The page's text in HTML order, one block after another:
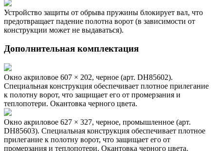
Устройство защиты от обрыва пружины блокирует вал, что
предотвращает падение полотна ворот (в зависимости от
конструкции может не выдаваться).
Дополнительная комплектация
Окно акриловое 607 × 202, черное (арт. DH85602).
Специальная конструкция обеспечивает плотное прилегание
к полотну ворот, что защищает его от промерзания и
теплопотери. Окантовка черного цвета.
Окно акриловое 627 × 327, черное, промышленное (арт.
DH85603). Специальная конструкция обеспечивает плотное
прилегание к полотну ворот, что защищает его от
промерзания и теплопотери. Окантовка черного цвета.